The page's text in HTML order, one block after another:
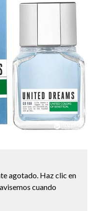
agotado. Haz clic en
cuando